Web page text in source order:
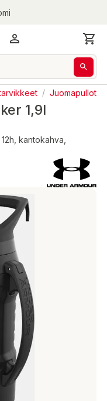
/ Juomapullot
1,9l
kantokahva,